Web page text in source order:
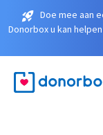
Doe mee aan
Donorbox u kan